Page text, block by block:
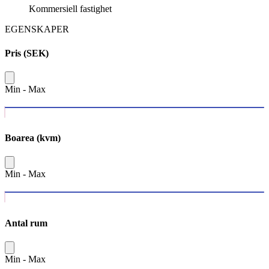
Kommersiell fastighet
EGENSKAPER
Pris (SEK)
Min - Max
Boarea (kvm)
Min - Max
Antal rum
Min - Max